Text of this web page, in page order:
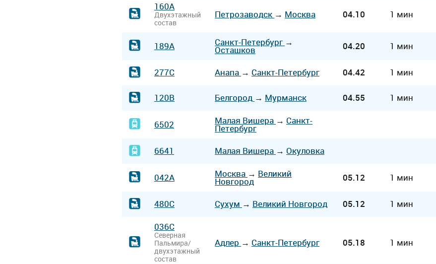
160А
Двухэтажный
состав
Петрозаводск → Москва 04.10 1 мин
189А Санкт-Петербург →
Осташков 04.20 1 мин
277С Анапа → Санкт-Петербург 04.42 1 мин
120В Белгород → Мурманск 04.55 1 мин
6502 Малая Вишера → Санкт-
Петербург
6641 Малая Вишера → Окуловка
042А Москва → Великий
Новгород 05.12 1 мин
480С Сухум → Великий Новгород 05.12 1 мин
036С
Северная
Пальмира/
двухэтажный
состав
Адлер → Санкт-Петербург 05.18 1 мин